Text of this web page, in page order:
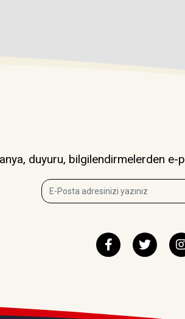
duyuru, bilgilendirmelerden